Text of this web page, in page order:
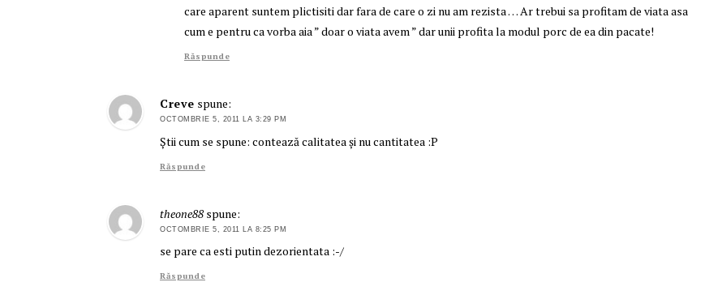
care aparent suntem plictisiti dar fara de care o zi nu am rezista … Ar trebui sa profitam de viata asa
cum e pentru ca vorba aia ” doar o viata avem ” dar unii profita la modul porc de ea din pacate!
Răspunde
Creve spune:
OCTOMBRIE 5, 2011 LA 3:29 PM
Știi cum se spune: contează calitatea și nu cantitatea :P
Răspunde
theone88 spune:
OCTOMBRIE 5, 2011 LA 8:25 PM
se pare ca esti putin dezorientata :-/
Răspunde